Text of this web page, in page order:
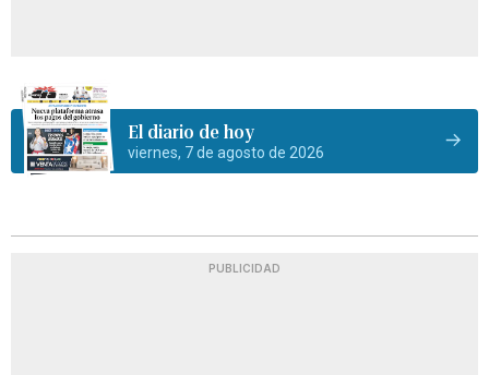
El diario de hoy
viernes, 7 de agosto de 2026
PUBLICIDAD